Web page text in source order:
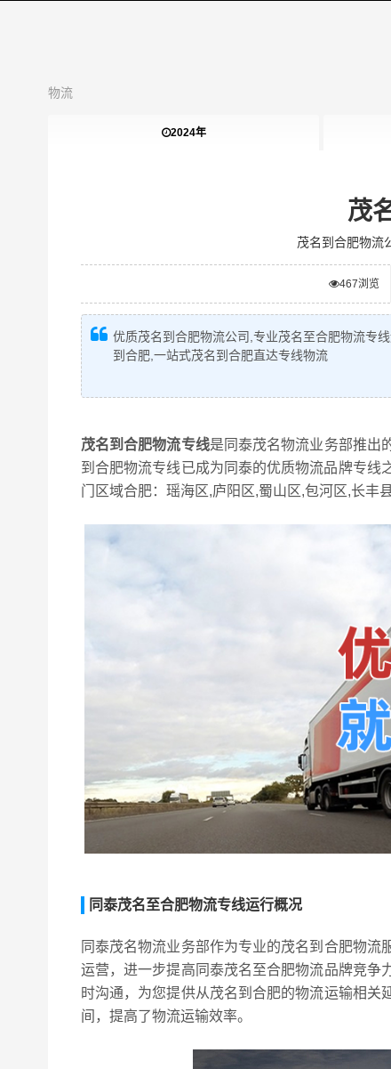
物流
2024年
茂
茂名到合肥物流
467浏览
优质茂名到合肥物流公司,专业茂名至合肥物流专
到合肥,一站式茂名到合肥直达专线物流
茂名到合肥物流专线是同泰茂名物流业务部推出
到合肥物流专线已成为同泰的优质物流品牌专线
门区域合肥：瑶海区,庐阳区,蜀山区,包河区,长丰
同泰茂名至合肥物流专线运行概况
同泰茂名物流业务部作为专业的茂名到合肥物流
运营，进一步提高同泰茂名至合肥物流品牌竞争
时沟通，为您提供从茂名到合肥的物流运输相
间，提高了物流运输效率。